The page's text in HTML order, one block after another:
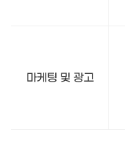
마케팅 및 광고